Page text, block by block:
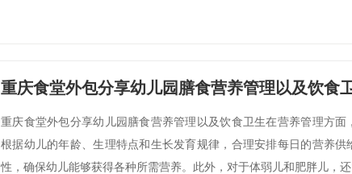
重庆食堂外包分享幼儿园膳食营养管理以及饮食
重庆食堂外包分享幼儿园膳食营养管理以及饮食卫生在营养管理方面
根据幼儿的年龄、生理特点和生长发育规律，合理安排每日的营养
性，确保幼儿能够获得各种所需营养。此外，对于体弱儿和肥胖儿，还